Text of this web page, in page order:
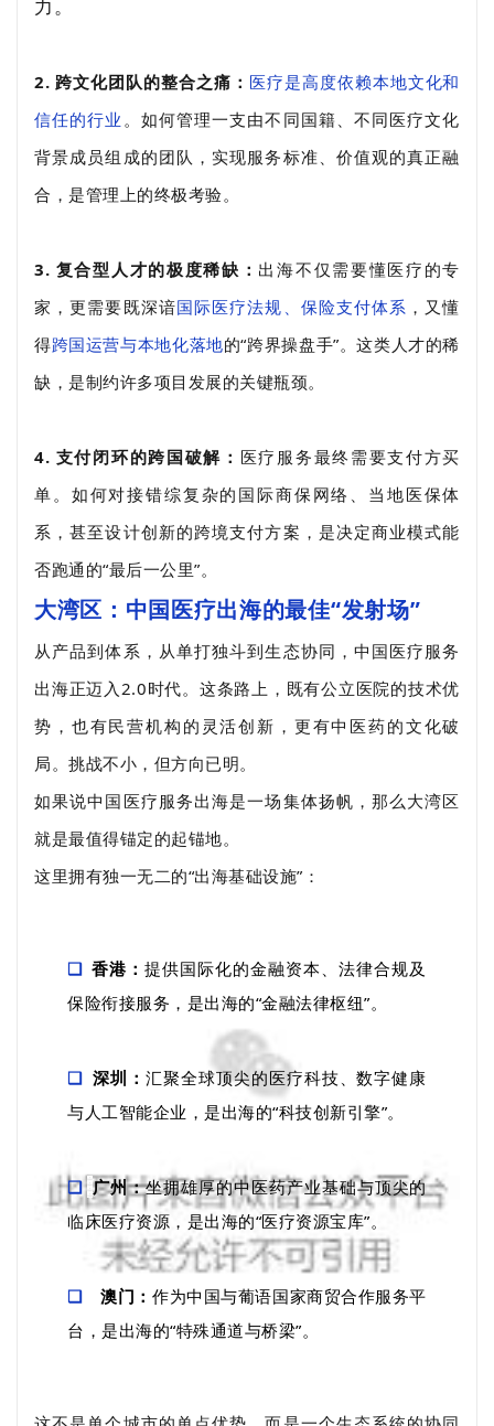
力。
2. 跨文化团队的整合之痛： 医疗是高度依赖本地文化和
信任的行业 。如何管理一支由不同国籍、不同医疗文化
背景成员组成的团队，实现服务标准、价值观的真正融
合，是管理上的终极考验。
3. 复合型人才的极度稀缺： 出海不仅需要懂医疗的专
家，更需要既深谙国际医疗法规、保险支付体系 ，又懂
得跨国运营与本地化落地的“跨界操盘手”。这类人才的稀
缺，是制约许多项目发展的关键瓶颈。
4. 支付闭环的跨国破解： 医疗服务最终需要支付方买
单。如何对接错综复杂的国际商保网络、当地医保体
系，甚至设计创新的跨境支付方案，是决定商业模式能
否跑通的“最后一公里”。
大湾区：中国医疗出海的最佳“发射场”
从产品到体系，从单打独斗到生态协同，中国医疗服务
出海正迈入2.0时代。这条路上，既有公立医院的技术优
势，也有民营机构的灵活创新，更有中医药的文化破
局。挑战不小，但方向已明。
如果说中国医疗服务出海是一场集体扬帆，那么大湾区
就是最值得锚定的起锚地。
这里拥有独一无二的“出海基础设施”：
❑ 香港： 提供国际化的金融资本、法律合规及
保险衔接服务，是出海的“金融法律枢纽”。
❑ 深圳： 汇聚全球顶尖的医疗科技、数字健康
与人工智能企业，是出海的“科技创新引擎”。
❑ 广州：坐拥雄厚的中医药产业基础与顶尖的
临床医疗资源，是出海的“医疗资源宝库”。
❑ 澳门： 作为中国与葡语国家商贸合作服务平
台，是出海的“特殊通道与桥梁”。